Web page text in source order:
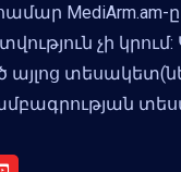
MediArm.am-ը
չի կրում:
խմբագրության